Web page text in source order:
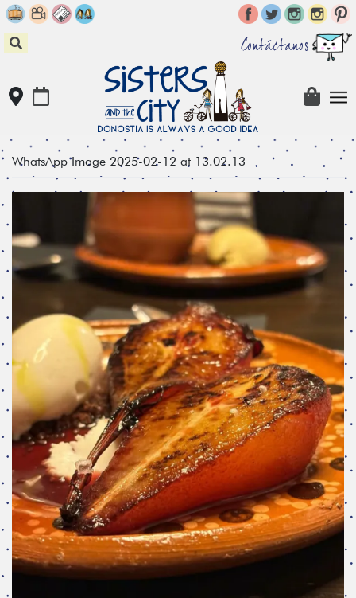
Skip
to
content
Contáctanos
WhatsApp Image 2025-02-12 at 13.02.13